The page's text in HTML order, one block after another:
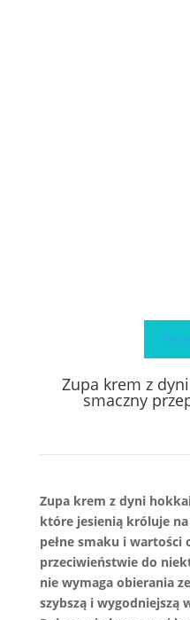
Zupa krem z
smaczny
Zupa krem z dyni
które jesienią króluje na
pełne smaku i wartości
przeciwieństwie do
nie wymaga obierania
szybszą i wygodniejszą